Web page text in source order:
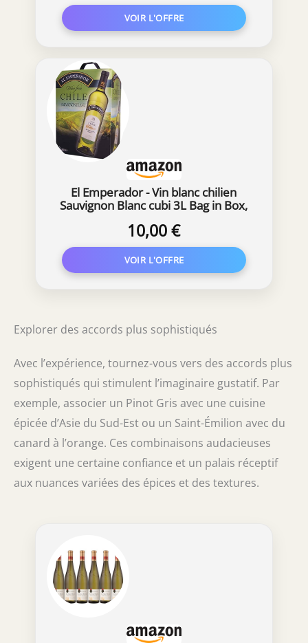
El Emperador - Vin blanc chilien
Sauvignon Blanc cubi 3L Bag in Box,
10,00 €
Explorer des accords plus sophistiqués
Avec l’expérience, tournez-vous vers des accords plus
sophistiqués qui stimulent l’imaginaire gustatif. Par
exemple, associer un Pinot Gris avec une cuisine
épicée d’Asie du Sud-Est ou un Saint-Émilion avec du
canard à l’orange. Ces combinaisons audacieuses
exigent une certaine confiance et un palais réceptif
aux nuances variées des épices et des textures.